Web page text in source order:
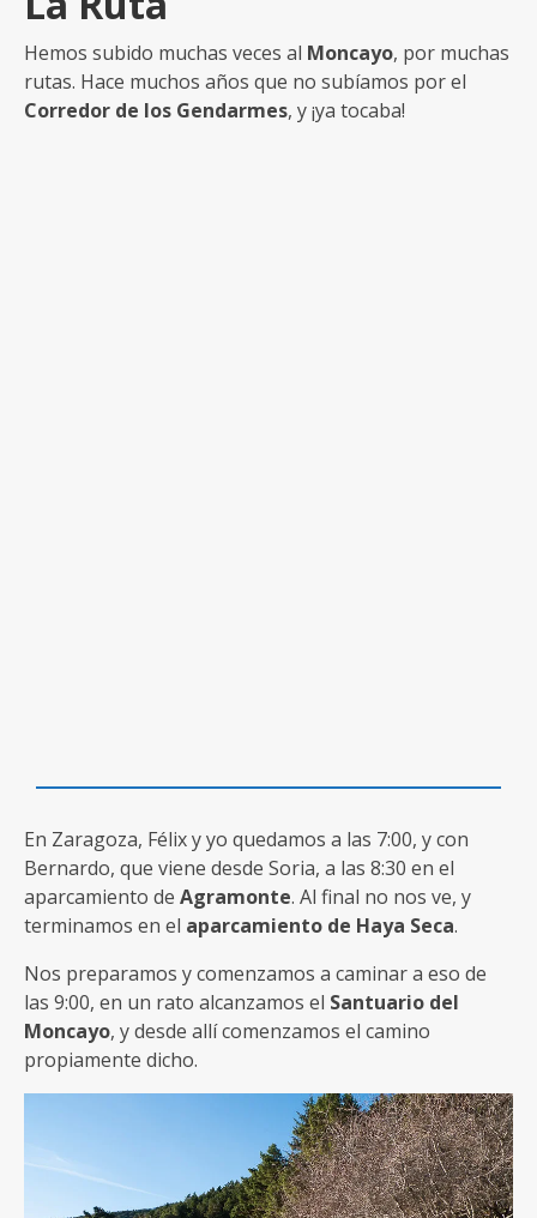
Hemos subido muchas veces al Moncayo, por muchas
rutas. Hace muchos años que no subíamos por el
Corredor de los Gendarmes, y ¡ya tocaba!
En Zaragoza, Félix y yo quedamos a las 7:00, y con
Bernardo, que viene desde Soria, a las 8:30 en el
aparcamiento de Agramonte. Al final no nos ve, y
terminamos en el aparcamiento de Haya Seca.
Nos preparamos y comenzamos a caminar a eso de
las 9:00, en un rato alcanzamos el Santuario del
Moncayo, y desde allí comenzamos el camino
propiamente dicho.